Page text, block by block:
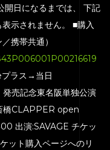
日になるまでは、 下記
示されません。 ■購入
携帯共通）
プラス→当日
発売記念東名阪単独公演
橋CLAPPER open
出演:SAVAGE チケッ
ット購入ページへのリ